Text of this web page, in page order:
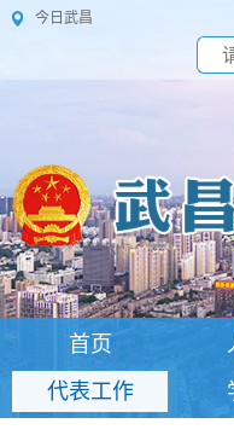
今日武昌
首页
代表工作